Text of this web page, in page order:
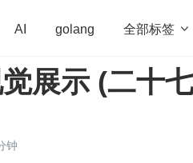
AI golang 全部标签 
学习方法 Web3.0 高
展示 (二十
钟